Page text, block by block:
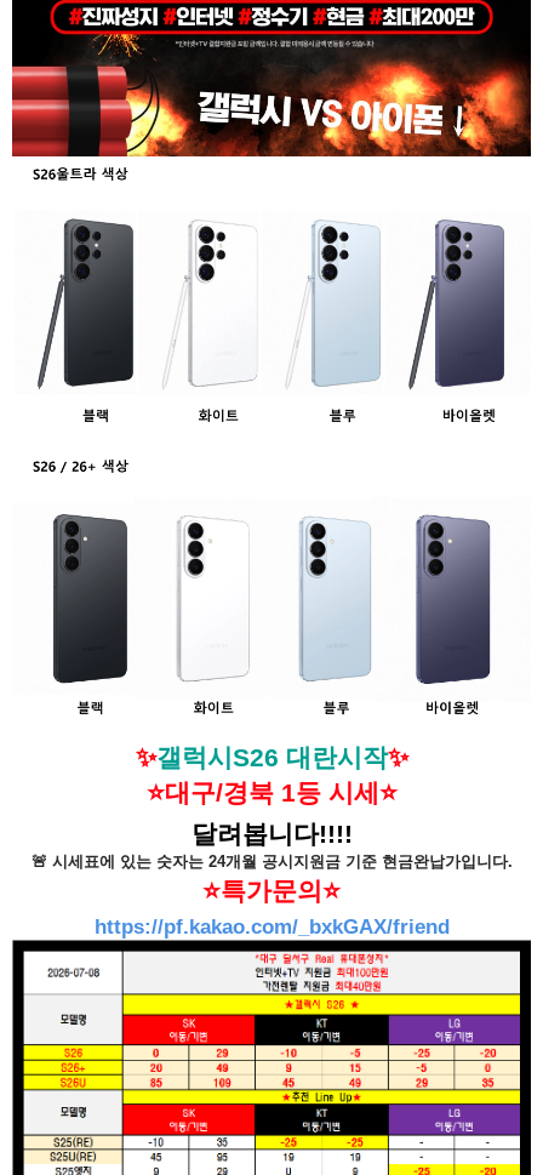
✨갤럭시S26 대란시작✨
⭐대구/경북 1등 시세⭐
달려봅니다!!!!
🚨 시세표에 있는 숫자는 24개월 공시지원금 기준 현금완납가입니다.
⭐특가문의⭐
https://pf.kakao.com/_bxkGAX/friend